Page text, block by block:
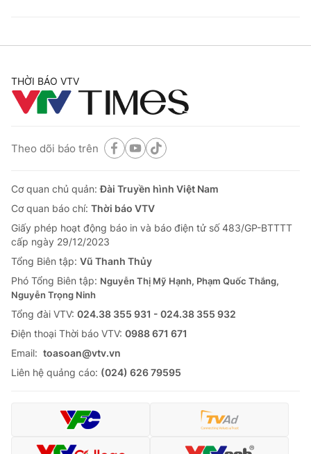
THỜI BÁO VTV
Theo dõi báo trên
Cơ quan chủ quản:Đài Truyền hình Việt Nam
Cơ quan báo chí: Thời báo VTV
Giấy phép hoạt động báo in và báo điện tử số 483/GP-BTTTT
cấp ngày 29/12/2023
Tổng Biên tập: Vũ Thanh Thủy
Phó Tổng Biên tập: Nguyễn Thị Mỹ Hạnh, Phạm Quốc Thắng,
Nguyễn Trọng Ninh
Tổng đài VTV: 024.38 355 931 - 024.38 355 932
Ðiện thoại Thời báo VTV: 0988 671 671
Email: toasoan@vtv.vn
Liên hệ quảng cáo: (024) 626 79595